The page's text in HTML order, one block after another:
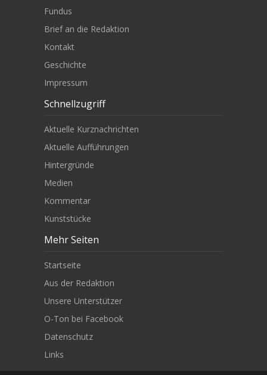
Fundus
Brief an die Redaktion
Kontakt
Geschichte
Impressum
Schnellzugriff
Aktuelle Kurznachrichten
Aktuelle Aufführungen
Hintergründe
Medien
Kommentar
Kunststücke
Mehr Seiten
Startseite
Aus der Redaktion
Unsere Unterstützer
O-Ton bei Facebook
Datenschutz
Links